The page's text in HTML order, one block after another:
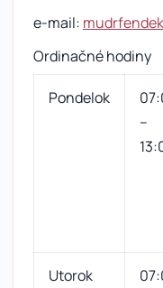
e-mail:
Ordinačné hodiny
Pondelok
–
Utorok